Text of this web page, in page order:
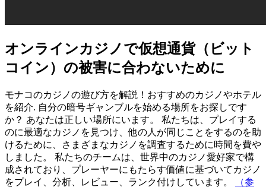
オンラインカジノで仮想通貨（ビット
コイン）の被害に合わないために
モナコのカジノの遊び方を解説！おすすめのカジノやホテル
を紹介. 自分の暗号ギャンブルを始める場所をお探しです
か？ あなたは正しい場所にいます。 私たちは、プレイする
のに最適なカジノを見つけ、他の人が同じことをするのを助
けるために、さまざまなカジノを調査するために時間を費や
しました。 私たちのチームは、世界中のカジノ愛好家で構
成されており、プレーヤーにもたらす価値に基づいてカジノ
をプレイ、分析、レビュー、ランク付けしています。
（参